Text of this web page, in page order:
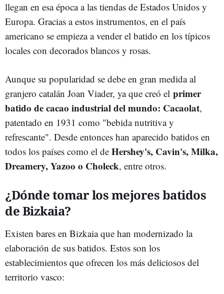
llegan en esa época a las tiendas de Estados Unidos y
Europa. Gracias a estos instrumentos, en el país
americano se empieza a vender el batido en los típicos
locales con decorados blancos y rosas.
Aunque su popularidad se debe en gran medida al
granjero catalán Joan Viader, ya que creó el primer
batido de cacao industrial del mundo: Cacaolat,
patentado en 1931 como "bebida nutritiva y
refrescante". Desde entonces han aparecido batidos en
todos los países como el de Hershey's, Cavin's, Milka,
Dreamery, Yazoo o Choleck, entre otros.
¿Dónde tomar los mejores batidos
de Bizkaia?
Existen bares en Bizkaia que han modernizado la
elaboración de sus batidos. Estos son los
establecimientos que ofrecen los más deliciosos del
territorio vasco: